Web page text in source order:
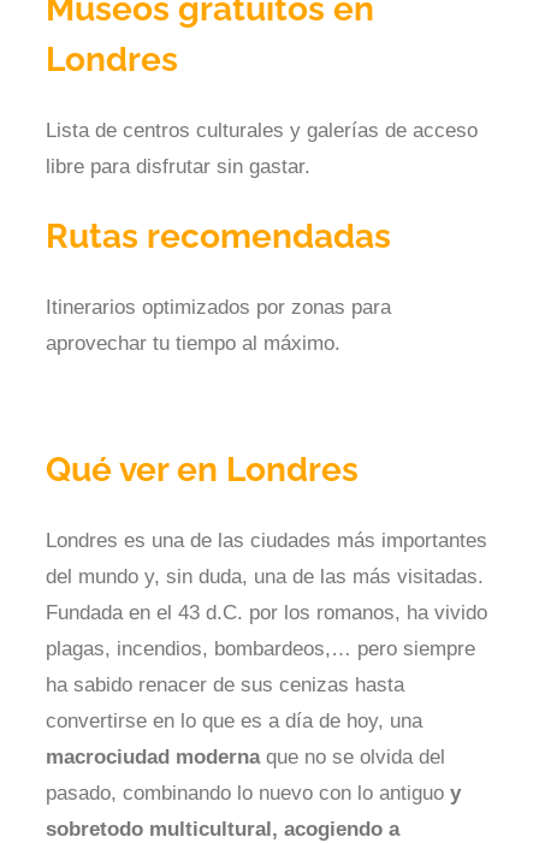
Museos gratuitos en
Londres
Lista de centros culturales y galerías de acceso
libre para disfrutar sin gastar.
Rutas recomendadas
Itinerarios optimizados por zonas para
aprovechar tu tiempo al máximo.
Qué ver en Londres
Londres es una de las ciudades más importantes
del mundo y, sin duda, una de las más visitadas.
Fundada en el 43 d.C. por los romanos, ha vivido
plagas, incendios, bombardeos,… pero siempre
ha sabido renacer de sus cenizas hasta
convertirse en lo que es a día de hoy, una
macrociudad modernaque no se olvida del
pasado, combinando lo nuevo con lo antiguoy
sobretodo multicultural, acogiendo a